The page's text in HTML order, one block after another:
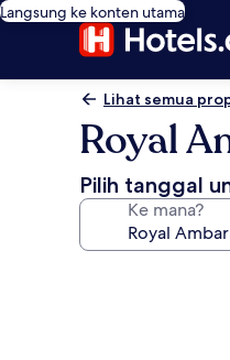
Langsung ke konten utama
Lihat semua
Royal
Pilih tanggal
Ke mana?